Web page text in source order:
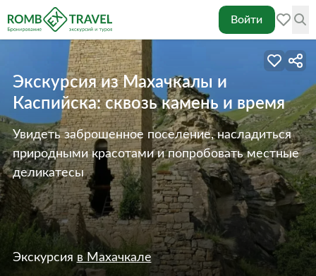
Войти
Экскурсия из Махачкалы и
Каспийска: сквозь камень и время
Увидеть заброшенное поселение, насладиться
природными красотами и попробовать местные
деликатесы
Экскурсия в Махачкале